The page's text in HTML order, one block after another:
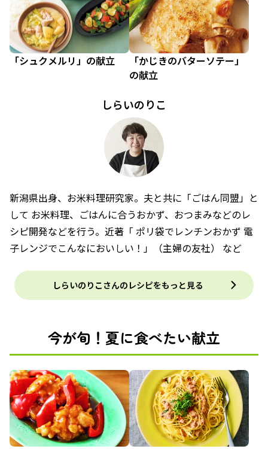
「シュクメルリ」の献立
「かじきのバターソテー」
の献立
しらいのりこ
新潟県出身、お米料理研究家。夫と共に「ごはん同盟」と
して お米料理、ごはんに合うおかず、おつまみなどのレ
シピ開発などを行う。近著「 ポリ袋でレンチンおかず 電
子レンジでこんなにおいしい！」（主婦の友社） など
しらいのりこさんのレシピをもっと見る
今が旬！夏に食べたい献立